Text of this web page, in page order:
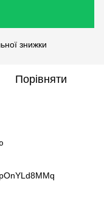
знижки
Порівняти